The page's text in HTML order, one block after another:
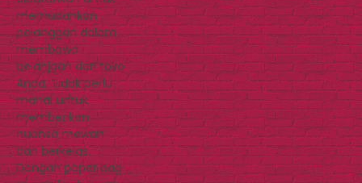
memudahkan
pelanggan dalam
membawa
belanjaan dari toko
Anda. Tidak perlu
mahal untuk
memberikan
nuansa mewah
dan berkelas.
Dengan paper bag